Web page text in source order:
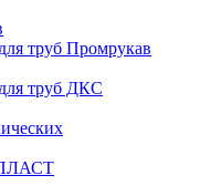
труб Промрукав
труб ДКС